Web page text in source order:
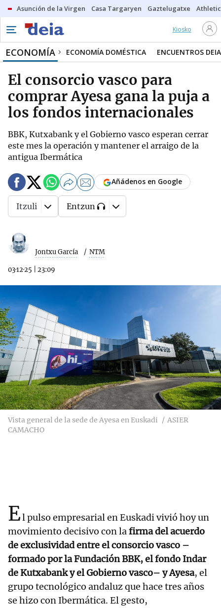
Asunción de la Virgen Casa Targaryen Gaztelugatxe Athletic
Kiosko
ECONOMÍA ECONOMÍA DOMÉSTICA ENCUENTROS DEIA
El consorcio vasco para
comprar Ayesa gana la puja a
los fondos internacionales
BBK, Kutxabank y el Gobierno vasco esperan cerrar
este mes la operación y mantener el arraigo de la
antigua Ibermática
Jontxu García NTM
03·12·25 23:09
Añádenos en Google
Itzuli Entzun
Vista general de la sede de Ayesa en Euskadi
ASIER
CAMACHO
El pulso empresarial en Euskadi vivió hoy un
movimiento decisivo con lafirma del acuerdo
de exclusividad entre el consorcio vasco –
formado por la Fundación BBK, el fondo Indar
de Kutxabank y el Gobierno vasco– y Ayesa, el
grupo tecnológico andaluz que hace tres años
se hizo con Ibermática. El gesto,